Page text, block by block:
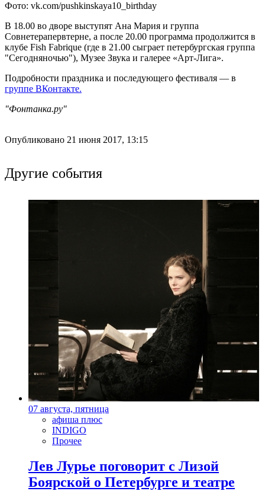
Фото: vk.com/pushkinskaya10_birthday
В 18.00 во дворе выступят Ана Мария и группа
Совнетерапервтерне, а после 20.00 программа продолжится в
клубе Fish Fabrique (где в 21.00 сыграет петербургская группа
"Сегодняночью"), Музее Звука и галерее «Арт-Лига».
Подробности праздника и последующего фестиваля — в
группе ВКонтакте.
"Фонтанка.ру"
Опубликовано 21 июня 2017, 13:15
Другие события
07 августа, пятница
афиша плюс
INDIGO
Прочее
Лев Лурье поговорит с Лизой
Боярской о Петербурге и театре